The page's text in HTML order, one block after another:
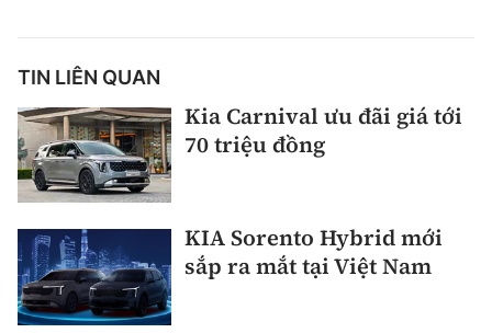
TIN LIÊN QUAN
Kia Carnival ưu đãi giá tới
70 triệu đồng
KIA Sorento Hybrid mới
sắp ra mắt tại Việt Nam